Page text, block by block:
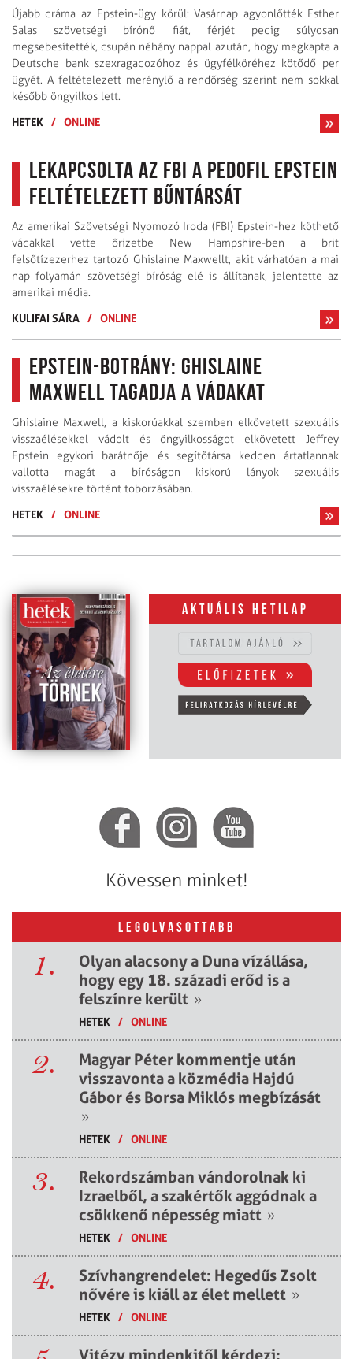
Újabb dráma az Epstein-ügy körül: Vasárnap agyonlőtték Esther
Salas szövetségi bírónő fiát, férjét pedig súlyosan
megsebesítették, csupán néhány nappal azután, hogy megkapta a
Deutsche bank szexragadozóhoz és ügyfélköréhez kötődő per
ügyét. A feltételezett merénylő a rendőrség szerint nem sokkal
később öngyilkos lett.
HETEK
/ ONLINE
Lekapcsolta az FBI a pedofil Epstein
feltételezett bűntársát
Az amerikai Szövetségi Nyomozó Iroda (FBI) Epstein-hez köthető
vádakkal vette őrizetbe New Hampshire-ben a brit
felsőtízezerhez tartozó Ghislaine Maxwellt, akit várhatóan a mai
nap folyamán szövetségi bíróság elé is állítanak, jelentette az
amerikai média.
KULIFAI SÁRA / ONLINE
Epstein-botrány: Ghislaine
Maxwell tagadja a vádakat
Ghislaine Maxwell, a kiskorúakkal szemben elkövetett szexuális
visszaélésekkel vádolt és öngyilkosságot elkövetett Jeffrey
Epstein egykori barátnője és segítőtársa kedden ártatlannak
vallotta magát a bíróságon kiskorú lányok szexuális
visszaélésekre történt toborzásában.
HETEK
/ ONLINE
Aktuális hetilap
Kövessen minket!
LEGOLVASOTTABB
1.
Olyan alacsony a Duna vízállása,
hogy egy 18. századi erőd is a
felszínre került »
HETEK / ONLINE
2.
Magyar Péter kommentje után
visszavonta a közmédia Hajdú
Gábor és Borsa Miklós megbízását
»
HETEK / ONLINE
3.
Rekordszámban vándorolnak ki
Izraelből, a szakértők aggódnak a
csökkenő népesség miatt »
HETEK / ONLINE
4.
Szívhangrendelet: Hegedűs Zsolt
nővére is kiáll az élet mellett »
HETEK / ONLINE
Vitézy mindenkitől kérdezi: